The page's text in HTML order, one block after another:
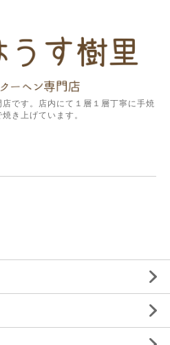
です。店内にて１層１層丁寧に手焼
き上げています。